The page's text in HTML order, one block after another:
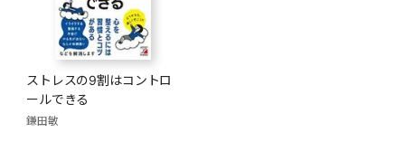
ストレスの9割はコントロ
ールできる
鎌田敏